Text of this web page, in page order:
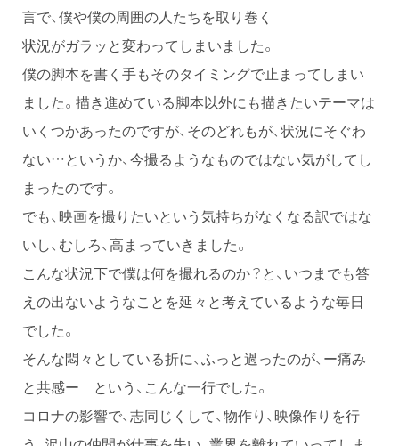
言で、僕や僕の周囲の人たちを取り巻く
状況がガラッと変わってしまいました。
僕の脚本を書く手もそのタイミングで止まってしまい
ました。描き進めている脚本以外にも描きたいテーマは
いくつかあったのですが、そのどれもが、状況にそぐわ
ない…というか、今撮るようなものではない気がしてし
まったのです。
でも、映画を撮りたいという気持ちがなくなる訳ではな
いし、むしろ、高まっていきました。
こんな状況下で僕は何を撮れるのか？と、いつまでも答
えの出ないようなことを延々と考えているような毎日
でした。
そんな悶々としている折に、ふっと過ったのが、ー痛み
と共感ー という、こんな一行でした。
コロナの影響で、志同じくして、物作り、映像作りを行